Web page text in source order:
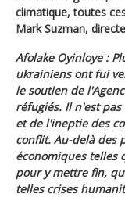
climatique, toutes
Mark Suzman,
Afolake Oyinloye :
ukrainiens ont fui
le soutien de
réfugiés. Il n'est
et de l'ineptie des
conflit. Au-delà des
économiques telles
pour y mettre fin,
telles crises